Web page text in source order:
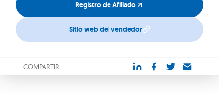
Registro de Afiliado
Sitio web del vendedor
COMPARTIR